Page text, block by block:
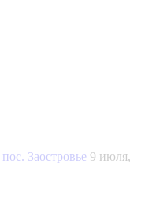
пос. Заостровье 9 июля,